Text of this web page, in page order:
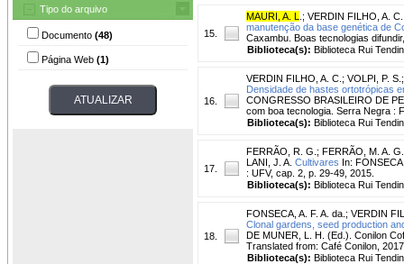
Tipo do arquivo
Documento (48)
Página Web (1)
15.
MAURI, A. L ; VERDIN FILHO, A. C.
manutenção da base genética de
Caxambu. Boas tecnologias
Biblioteca(s): Biblioteca Rui
16.
VERDIN FILHO, A. C. ; VOLPI, P. S.
Densidade de hastes ortotrópicas
CONGRESSO BRASILEIRO DE
com boa tecnologia. Serra Negra :
Biblioteca(s): Biblioteca Rui
17.
FERRÃO, R. G. ; FERRÃO, M. A. G.
LANI, J. A. Cultivares In:
: UFV, cap. 2, p. 29-49, 2015.
Biblioteca(s): Biblioteca Rui
18.
FONSECA, A. F. A. da. ; VERDIN
Clonal gardens, seed production
DE MUNER, L. H. (Ed.). Conilon
Translated from: Café Conilon,
Biblioteca(s): Biblioteca Rui